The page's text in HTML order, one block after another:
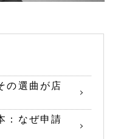
の選曲が店
：なぜ申請